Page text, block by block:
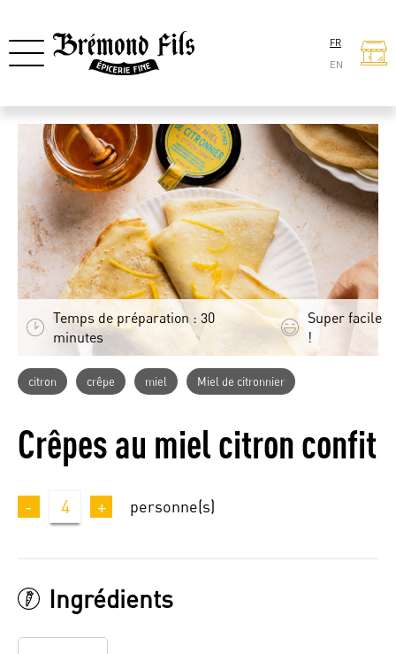
FR
EN
Temps de préparation : 30
minutes
Super facile
!
citron crêpe miel Miel de citronnier
Crêpes au miel citron confit
- 4 + personne(s)
Ingrédients